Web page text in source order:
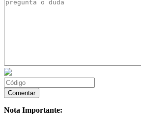
Nota Importante: